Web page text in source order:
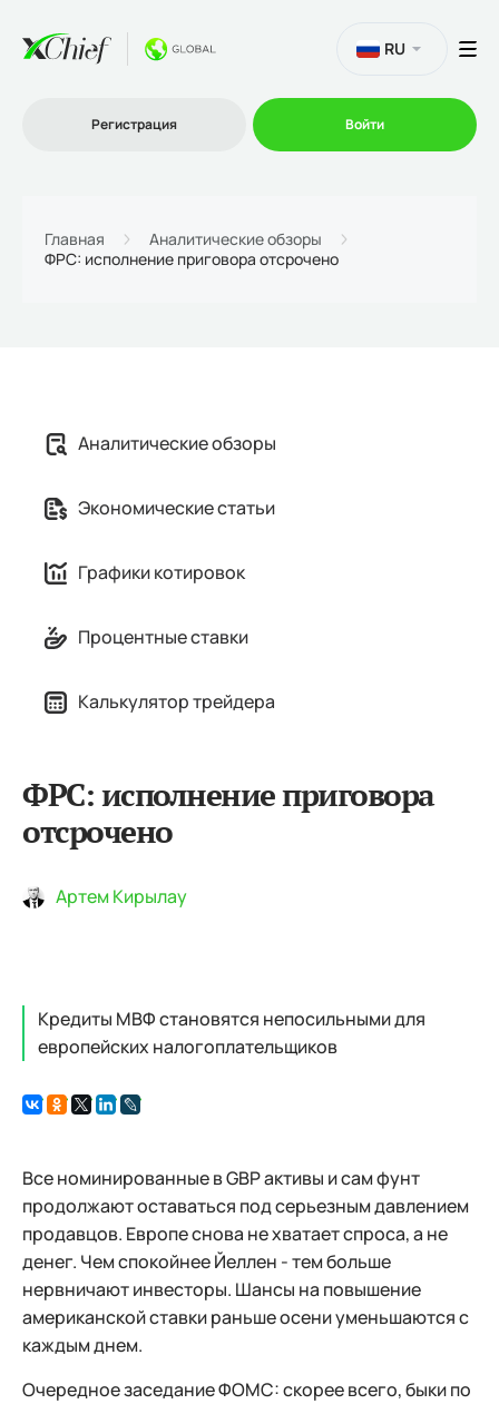
Партнеру
RU
Регистрация Войти
Главная
Аналитические обзоры
ФРС: исполнение приговора отсрочено
Аналитические обзоры
Экономические статьи
Графики котировок
Процентные ставки
Калькулятор трейдера
ФРС: исполнение приговора
отсрочено
Артем Кирылау
Кредиты МВФ становятся непосильными для
европейских налогоплательщиков
Все номинированные в GBP активы и сам фунт
продолжают оставаться под серьезным давлением
продавцов. Европе снова не хватает спроса, а не
денег. Чем спокойнее Йеллен - тем больше
нервничают инвесторы. Шансы на повышение
американской ставки раньше осени уменьшаются с
каждым днем.
Очередное заседание ФОМС: скорее всего, быки по